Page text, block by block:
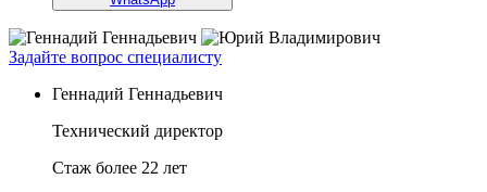
Задайте вопрос специалисту
Геннадий Геннадьевич
Технический директор
Стаж более 22 лет